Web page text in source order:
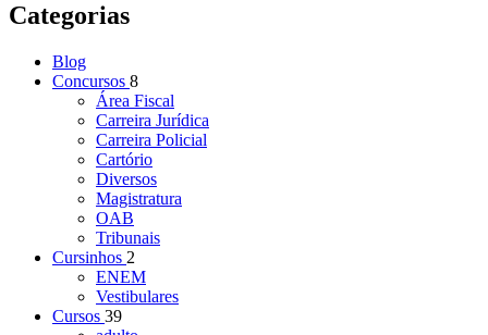
Categorias
Blog
Concursos 8
Área Fiscal
Carreira Jurídica
Carreira Policial
Cartório
Diversos
Magistratura
OAB
Tribunais
Cursinhos 2
ENEM
Vestibulares
Cursos 39